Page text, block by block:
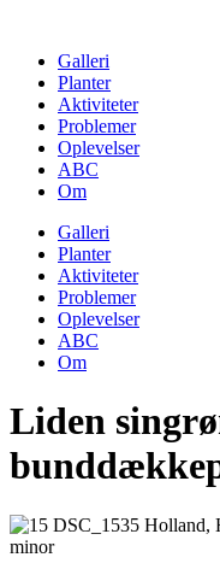
contentGalleri
Planter
Aktiviteter
Problemer
Oplevelser
ABC
Om
Galleri
Planter
Aktiviteter
Problemer
Oplevelser
ABC
Om
Liden